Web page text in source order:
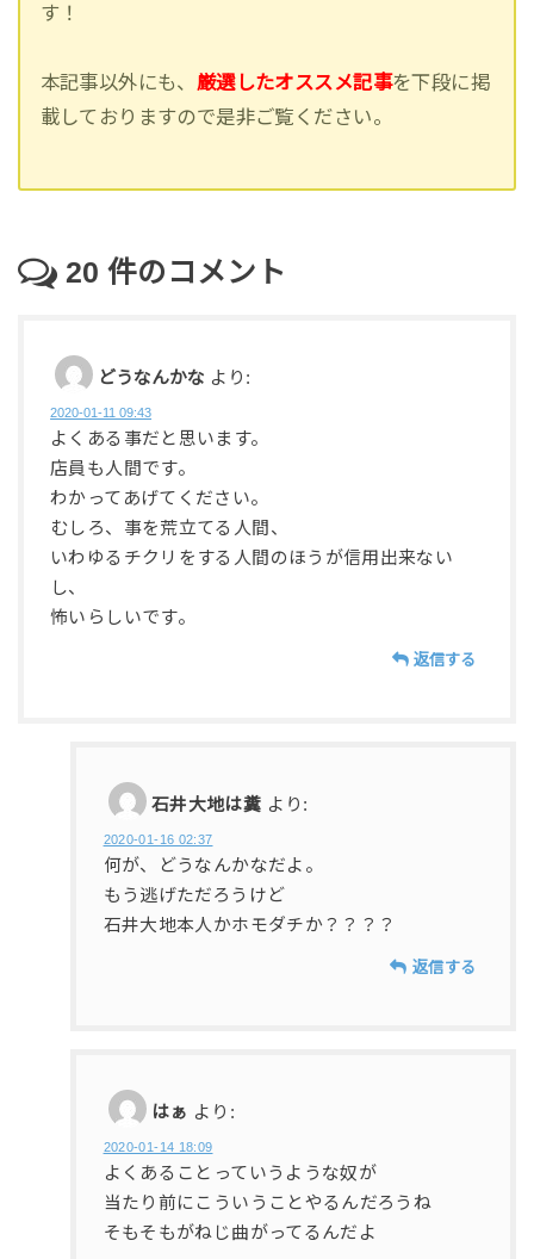
す！
本記事以外にも、 厳選したオススメ記事を下段に掲
載しておりますので是非ご覧ください。
20 件のコメント
どうなんかな より:
2020-01-11 09:43
よくある事だと思います。
店員も人間です。
わかってあげてください。
むしろ、事を荒立てる人間、
いわゆるチクリをする人間のほうが信用出来ない
し、
怖いらしいです。
返信する
石井大地は糞 より:
2020-01-16 02:37
何が、どうなんかなだよ。
もう逃げただろうけど
石井大地本人かホモダチか？？？？
返信する
はぁ より:
2020-01-14 18:09
よくあることっていうような奴が
当たり前にこういうことやるんだろうね
そもそもがねじ曲がってるんだよ